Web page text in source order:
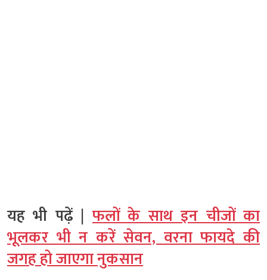
यह भी पढ़ें |फलों के साथ इन चीजों का
भूलकर भी न करें सेवन, वरना फायदे की
जगह हो जाएगा नुकसान